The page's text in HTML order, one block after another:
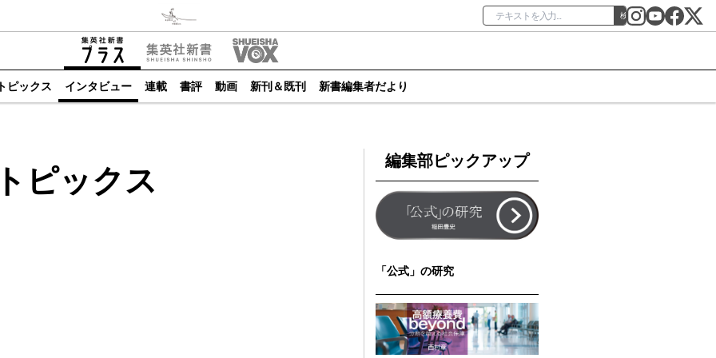
検索
ピックス インタビュー 連載 書評 動画 新刊＆既刊 新書編集者だより
ピックス
編集部ピックアップ
「公式」の研究